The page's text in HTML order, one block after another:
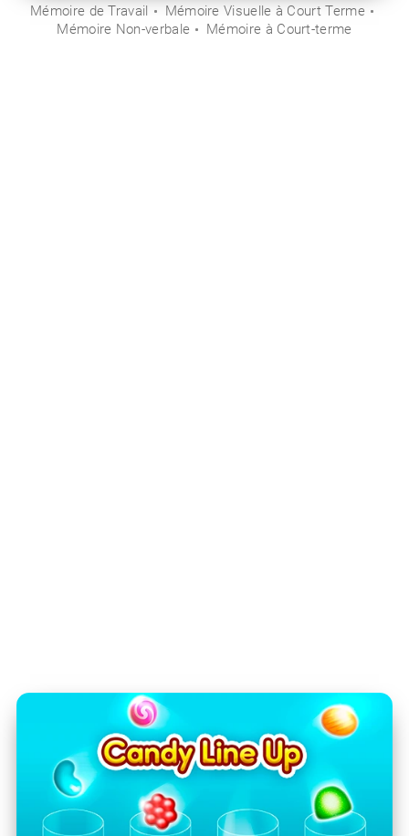
Mémoire de Travail
Mémoire Visuelle à Court Terme
Mémoire Non-verbale
Mémoire à Court-terme